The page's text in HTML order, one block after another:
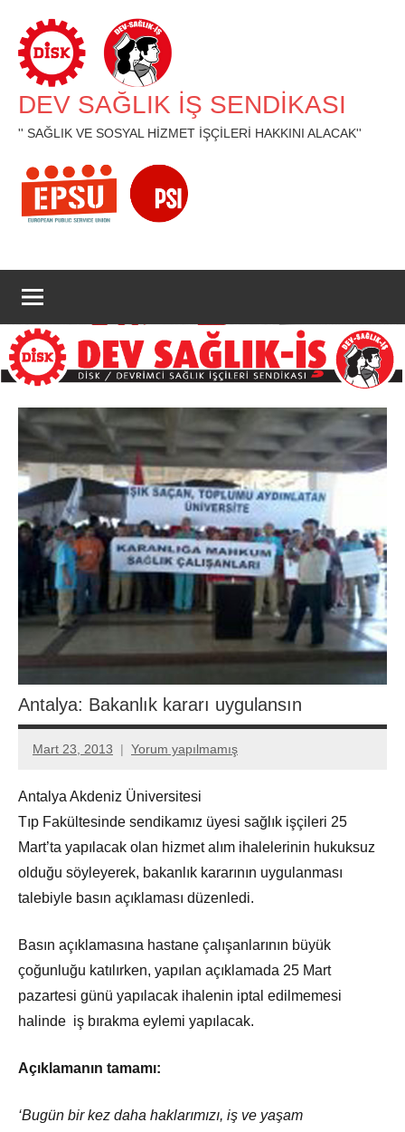
geç
DEV SAĞLIK İŞ SENDİKASI
'' SAĞLIK VE SOSYAL HİZMET İŞÇİLERİ HAKKINI ALACAK''
Antalya: Bakanlık kararı uygulansın
Mart 23, 2013
Aksu
Yorum yapılmamış
Antalya Akdeniz Üniversitesi
Tıp Fakültesinde sendikamız üyesi sağlık işçileri 25
Mart’ta yapılacak olan hizmet alım ihalelerinin hukuksuz
olduğu söyleyerek, bakanlık kararının uygulanması
talebiyle basın açıklaması düzenledi.
Basın açıklamasına hastane çalışanlarının büyük
çoğunluğu katılırken, yapılan açıklamada 25 Mart
pazartesi günü yapılacak ihalenin iptal edilmemesi
halinde iş bırakma eylemi yapılacak.
Açıklamanın tamamı:
‘Bugün bir kez daha haklarımızı, iş ve yaşam